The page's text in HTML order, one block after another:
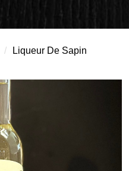
Liqueur De Sapin